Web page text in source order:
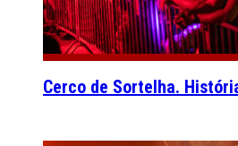
Cerco de Sortelha.